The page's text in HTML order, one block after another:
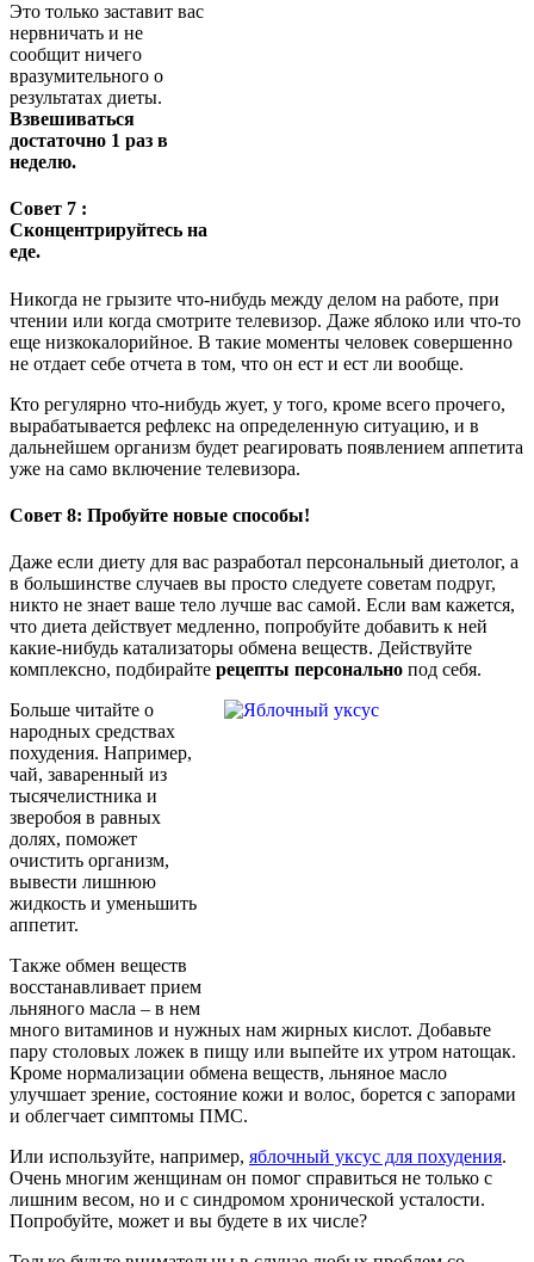
Это только заставит вас
нервничать и не
сообщит ничего
вразумительного о
результатах диеты.
Взвешиваться
достаточно 1 раз в
неделю.
Совет 7 :
Сконцентрируйтесь на
еде.
Никогда не грызите что-нибудь между делом на работе, при
чтении или когда смотрите телевизор. Даже яблоко или что-то
еще низкокалорийное. В такие моменты человек совершенно
не отдает себе отчета в том, что он ест и ест ли вообще.
Кто регулярно что-нибудь жует, у того, кроме всего прочего,
вырабатывается рефлекс на определенную ситуацию, и в
дальнейшем организм будет реагировать появлением аппетита
уже на само включение телевизора.
Совет 8: Пробуйте новые способы!
Даже если диету для вас разработал персональный диетолог, а
в большинстве случаев вы просто следуете советам подруг,
никто не знает ваше тело лучше вас самой. Если вам кажется,
что диета действует медленно, попробуйте добавить к ней
какие-нибудь катализаторы обмена веществ. Действуйте
комплексно, подбирайте рецепты персонально под себя.
Больше читайте о
народных средствах
похудения. Например,
чай, заваренный из
тысячелистника и
зверобоя в равных
долях, поможет
очистить организм,
вывести лишнюю
жидкость и уменьшить
аппетит.
Также обмен веществ
восстанавливает прием
льняного масла – в нем
много витаминов и нужных нам жирных кислот. Добавьте
пару столовых ложек в пищу или выпейте их утром натощак.
Кроме нормализации обмена веществ, льняное масло
улучшает зрение, состояние кожи и волос, борется с запорами
и облегчает симптомы ПМС.
Или используйте, например, яблочный уксус для похудения.
Очень многим женщинам он помог справиться не только с
лишним весом, но и с синдромом хронической усталости.
Попробуйте, может и вы будете в их числе?